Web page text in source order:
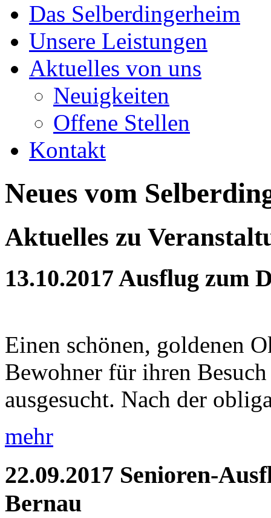
Das Selberdingerheim
Unsere Leistungen
Aktuelles von uns
Neuigkeiten
Offene Stellen
Kontakt
Neues vom
Aktuelles zu
13.10.2017 Ausflug zum
Einen schönen, goldenen
Bewohner für ihren
ausgesucht. Nach der
mehr
22.09.2017 Senioren-
Bernau